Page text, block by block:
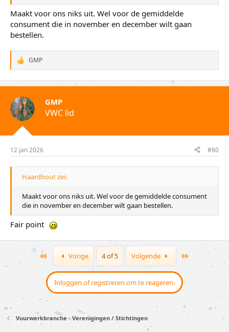
Maakt voor ons niks uit. Wel voor de gemiddelde
consument die in november en december wilt gaan
bestellen.
W
a
a
r
d
e
r
i
n
n
GMP
GMP
VWC lid
12 jan 2026 #80
Haardhout zei:
Maakt voor ons niks uit. Wel voor de gemiddelde consument
die in november en december wilt gaan bestellen.
Fair point
Vorige 4 of 5 Volgende
Inloggen of registreren om te reageren.
Vuurwerkbranche - Verenigingen / Stichtingen